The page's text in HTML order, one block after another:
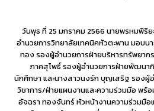
วันพุธ ที่ 25 มกราคม 2566 นายพรหมพิริ
อำนวยการวิทยาลัยเทคนิคหัวตะพาน มอบน
ทอง รองผู้อำนวยการฝ่ายบริหารทรัพยาก
ภาคสุโพธิ์ รองผู้อำนวยการฝ่ายพัฒนา
นักศึกษา และนางสาวนงรัก บุญเสริฐ รองผู้
วิชาการ/ฝ่ายแผนงานและความร่วมมือ พร้
อัจฉรา ทองจันทร์ หัวหน้างานความร่วมมือ